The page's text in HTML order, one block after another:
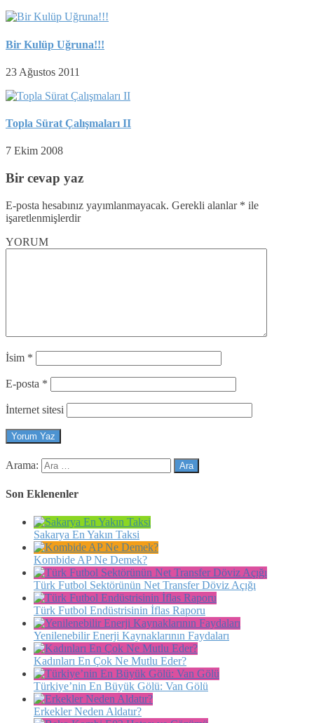
Bir Kulüp Uğruna!!!
23 Ağustos 2011
Topla Sürat Çalışmaları II
7 Ekim 2008
Bir cevap yaz
E-posta hesabınız yayımlanmayacak. Gerekli alanlar * ile
işaretlenmişlerdir
YORUM
İsim *
E-posta *
İnternet sitesi
Arama:
Son Eklenenler
Sakarya En Yakın Taksi
Kombide AP Ne Demek?
Türk Futbol Sektörünün Net Transfer Döviz Açığı
Türk Futbol Endüstrisinin İflas Raporu
Yenilenebilir Enerji Kaynaklarının Faydaları
Kadınları En Çok Ne Mutlu Eder?
Türkiye’nin En Büyük Gölü: Van Gölü
Erkekler Neden Aldatır?